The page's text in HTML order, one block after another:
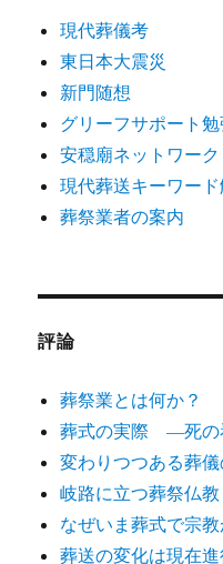
現代葬儀考
東日本大震災
新門随想
グリーフサポート
安穏廟ネットワーク
現代葬送キーワー
葬祭業者の案内
評論
葬祭業とは何か？
葬式の実際 ―死の
変わりつつある葬
岐路に立つ葬祭仏教
なぜいま葬式で宗
葬送の変化は現在